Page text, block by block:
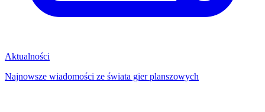
Aktualności
Najnowsze wiadomości ze świata gier planszowych